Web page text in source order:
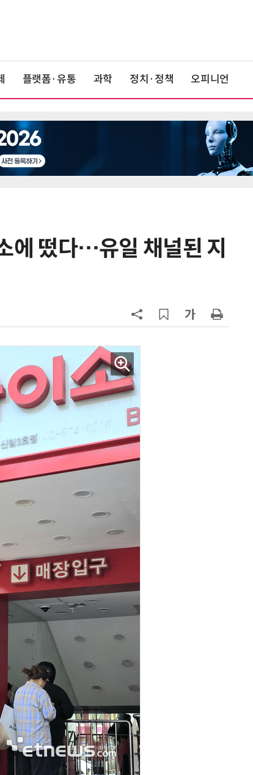
플랫폼·유통 과학 정치·정책 오피니언
에 떴다…유일 채널된 지
6
“찰떡같이 알아듣네”…카카오, '카나
박…2년치 이익 넘어서
매 300만개 돌파
9 “쿠팡 7월 추정 결제액 10.9% 감소”
10 우유 감산 협상 8월 말로 연장…산정
기준 놓고 '평행선'
양자컴퓨팅 비즈니스·기술 입문 1-Day 워크샵 - 큐비트·양자 알고리듬·Qiskit 실습으로 이해하는 차세대